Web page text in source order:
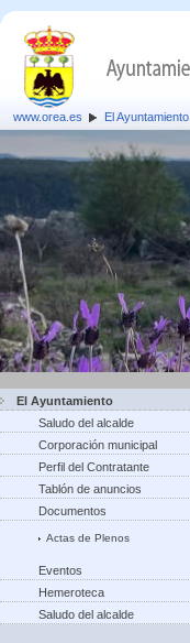
www.orea.es El Ayuntamiento
El Ayuntamiento
Saludo del alcalde
Corporación municipal
Perfil del Contratante
Tablón de anuncios
Documentos
Actas de Plenos
Eventos
Hemeroteca
Saludo del alcalde